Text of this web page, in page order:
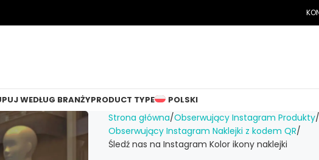
WEDŁUG BRANŻYPRODUCT TYPE POLSKI
Strona główna Obserwujący Instagram Produkty
Obserwujący Instagram Naklejki z kodem QR
Śledź nas na Instagram Kolor ikony naklejki